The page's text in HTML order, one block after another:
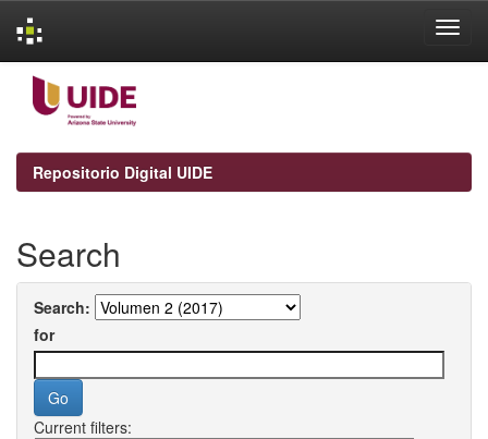
navigation
Repositorio Digital UIDE
Search
Search:
for
Current filters: